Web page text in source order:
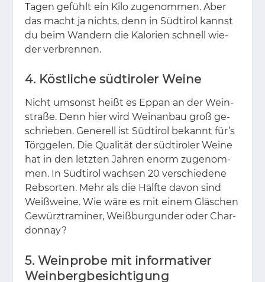
Ta­gen ge­fühlt ein Kilo zu­ge­nom­men. Aber
das macht ja nichts, denn in Süd­ti­rol kannst
du beim Wan­dern die Ka­lo­ri­en schnell wie­
der ver­bren­nen.
4. Köstliche südtiroler Weine
Nicht um­sonst heißt es Eppan an der Wein­
stra­ße. Denn hier wird Wein­an­bau groß ge­
schrie­ben. Ge­ne­rell ist Süd­ti­rol be­kannt für’s
Törg­ge­len. Die Qua­li­tät der süd­ti­ro­ler Wei­ne
hat in den letz­ten Jah­ren enorm zu­ge­nom­
men. In Süd­ti­rol wach­sen 20 ver­schie­de­ne
Reb­sor­ten. Mehr als die Hälf­te da­von sind
Weiß­wei­ne. Wie wäre es mit ei­nem Gläs­chen
Ge­würz­tra­mi­ner, Weiß­bur­gun­der oder Char­
don­nay?
5. Weinprobe mit informativer
Weinbergbesichtigung